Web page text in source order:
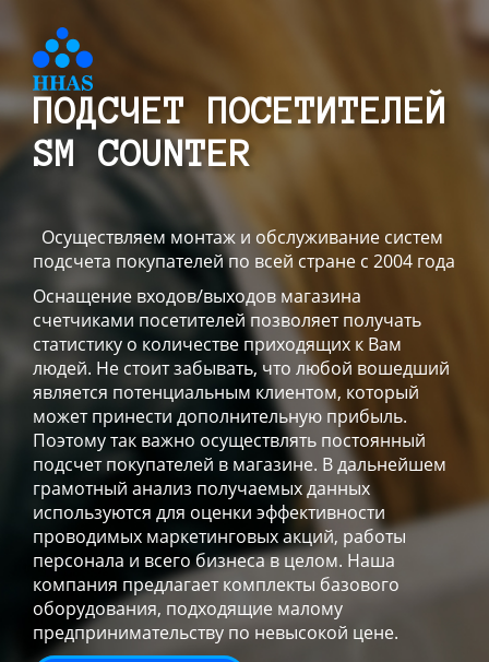
ПОДСЧЕТ ПОСЕТИТЕЛЕЙ
SM COUNTER
Осуществляем монтаж и обслуживание систем
подсчета покупателей по всей стране с 2004 года
Оснащение входов/выходов магазина
счетчиками посетителей позволяет получать
статистику о количестве приходящих к Вам
людей. Не стоит забывать, что любой вошедший
является потенциальным клиентом, который
может принести дополнительную прибыль.
Поэтому так важно осуществлять постоянный
подсчет покупателей в магазине. В дальнейшем
грамотный анализ получаемых данных
используются для оценки эффективности
проводимых маркетинговых акций, работы
персонала и всего бизнеса в целом. Наша
компания предлагает комплекты базового
оборудования, подходящие малому
предпринимательству по невысокой цене.